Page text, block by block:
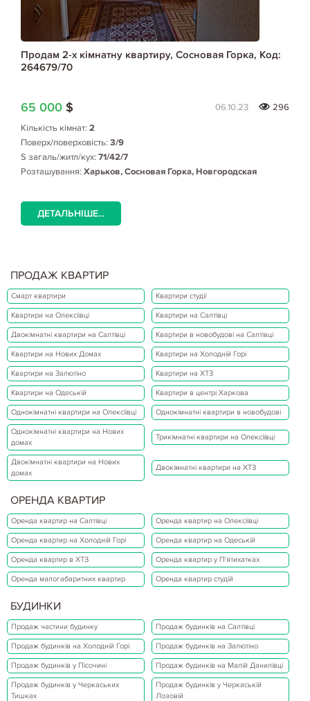
Продам 2-х кімнатну квартиру, Сосновая Горка, Код:
264679/70
65 000 $ 06.10.23
296
Кількість кімнат: 2
Поверх/поверховість: 3/9
S загаль/житл/кух: 71/42/7
Розташування: Харьков, Сосновая Горка, Новгородская
ДЕТАЛЬНІШЕ...
ПРОДАЖ КВАРТИР
Смарт квартири Квартири студії
Квартири на Олексіївці Квартири на Салтівці
Двокімнатні квартири на Салтівці Квартири в новобудові на Салтівці
Квартири на Нових Домах Квартири на Холодній Горі
Квартири на Залютіно Квартири на ХТЗ
Квартири на Одеській Квартири в центрі Харкова
Однокімнатні квартири на Олексіївці Однокімнатні квартири в новобудові
Однокімнатні квартири на Нових
домах
Трикімнатні квартири на Олексіївці
Двокімнатні квартири на Нових
домах
Двокімнатні квартири на ХТЗ
ОРЕНДА КВАРТИР
Оренда квартир на Салтівці Оренда квартир на Олексіївці
Оренда квартир на Холодній Горі Оренда квартир на Одеській
Оренда квартир в ХТЗ Оренда квартир у П'ятихатках
Оренда малогабаритних квартир Оренда квартир студій
БУДИНКИ
Продаж частини будинку Продаж будинків на Салтівці
Продаж будинків на Холодній Горі Продаж будинків на Залютіно
Продаж будинків у Пісочині Продаж будинків на Малій Данилівці
Продаж будинків у Черкаських
Тишках
Продаж будинків у Черкаській
Лозовій